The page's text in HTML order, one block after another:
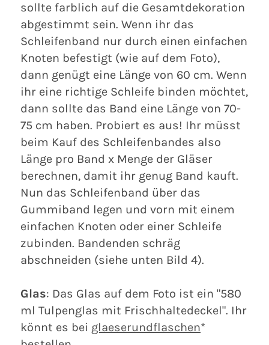
sollte farblich auf die Gesamtdekoration
abgestimmt sein. Wenn ihr das
Schleifenband nur durch einen einfachen
Knoten befestigt (wie auf dem Foto),
dann genügt eine Länge von 60 cm. Wenn
ihr eine richtige Schleife binden möchtet,
dann sollte das Band eine Länge von 70-
75 cm haben. Probiert es aus! Ihr müsst
beim Kauf des Schleifenbandes also
Länge pro Band x Menge der Gläser
berechnen, damit ihr genug Band kauft.
Nun das Schleifenband über das
Gummiband legen und vorn mit einem
einfachen Knoten oder einer Schleife
zubinden. Bandenden schräg
abschneiden (siehe unten Bild 4).
Glas: Das Glas auf dem Foto ist ein "580
ml Tulpenglas mit Frischhaltedeckel". Ihr
könnt es bei glaeserundflaschen*